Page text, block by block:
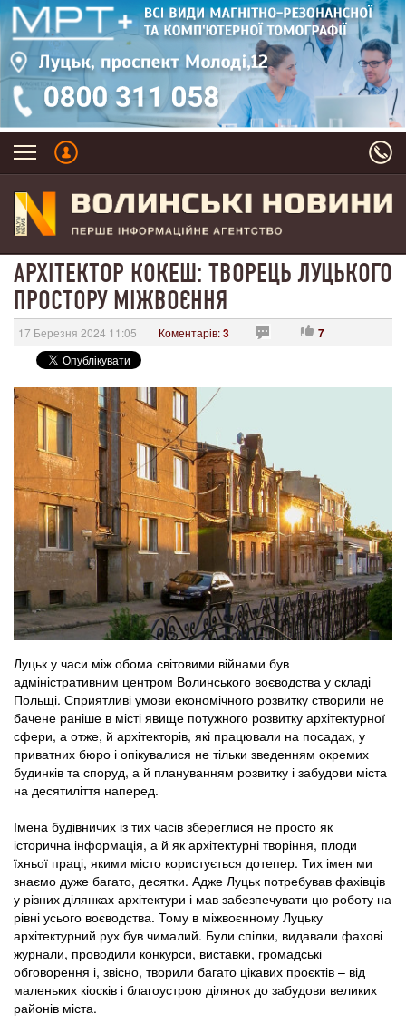
АРХІТЕКТОР КОКЕШ: ТВОРЕЦЬ ЛУЦЬКОГО
ПРОСТОРУ МІЖВОЄННЯ
17 Березня 2024 11:05 Коментарів:3 7
Луцьк у часи між обома світовими війнами був
адміністративним центром Волинського воєводства у складі
Польщі. Сприятливі умови економічного розвитку створили не
бачене раніше в місті явище потужного розвитку архітектурної
сфери, а отже, й архітекторів, які працювали на посадах, у
приватних бюро і опікувалися не тільки зведенням окремих
будинків та споруд, а й плануванням розвитку і забудови міста
на десятиліття наперед.
Імена будівничих із тих часів збереглися не просто як
історична інформація, а й як архітектурні творіння, плоди
їхньої праці, якими місто користується дотепер. Тих імен ми
знаємо дуже багато, десятки. Адже Луцьк потребував фахівців
у різних ділянках архітектури і мав забезпечувати цю роботу на
рівні усього воєводства. Тому в міжвоєнному Луцьку
архітектурний рух був чималий. Були спілки, видавали фахові
журнали, проводили конкурси, виставки, громадські
обговорення і, звісно, творили багато цікавих проєктів – від
маленьких кіосків і благоустрою ділянок до забудови великих
районів міста.